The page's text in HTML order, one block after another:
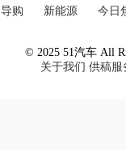
导购 新能源 今日
© 2025 51汽车 All
关于我们 供稿服